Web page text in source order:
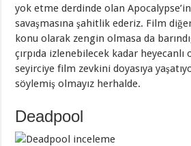
yok etme derdinde olan
savaşmasına şahitlik ederiz. Film
konu olarak zengin olmasa da
çırpıda izlenebilecek kadar heyecanlı
seyirciye film zevkini doyasıya
söylemiş olmayız herhalde.
Deadpool